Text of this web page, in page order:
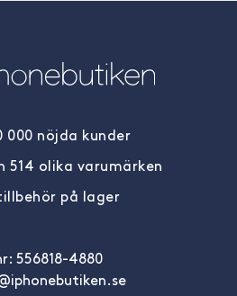
000 nöjda kunder
514 olika varumärken
på lager
556818-4880